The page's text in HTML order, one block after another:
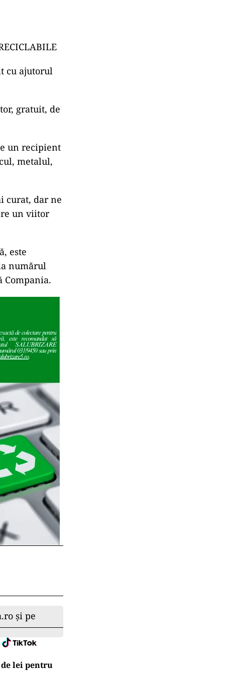
cu ajutorul
gratuit, de
un recipient
metalul,
curat, dar ne
un viitor
este
numărul
Compania.
și pe
lei pentru